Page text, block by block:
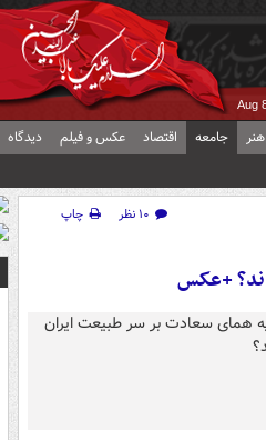
Aug
جامعه اقتصاد عکس و فیلم دیدگاه
۱۰ نظر
چاپ
+عکس